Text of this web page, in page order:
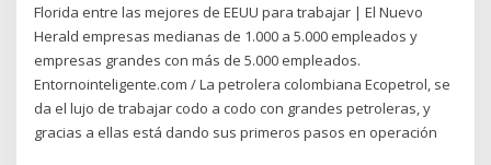
Florida entre las mejores de EEUU para trabajar | El Nuevo
Herald empresas medianas de 1.000 a 5.000 empleados y
empresas grandes con más de 5.000 empleados.
Entornointeligente.com / La petrolera colombiana Ecopetrol, se
da el lujo de trabajar codo a codo con grandes petroleras, y
gracias a ellas está dando sus primeros pasos en operación